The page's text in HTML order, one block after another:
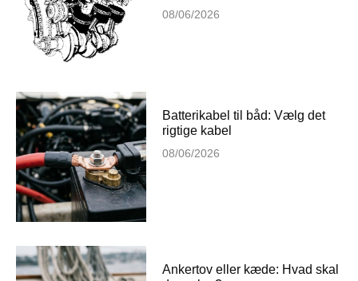
08/06/2026
Batterikabel til båd: Vælg det
rigtige kabel
08/06/2026
Ankertov eller kæde: Hvad skal